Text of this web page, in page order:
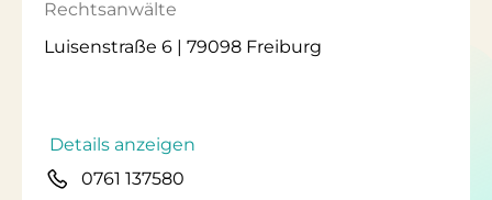
Rechtsanwälte
Luisenstraße 6 | 79098 Freiburg
Details anzeigen
0761 137580